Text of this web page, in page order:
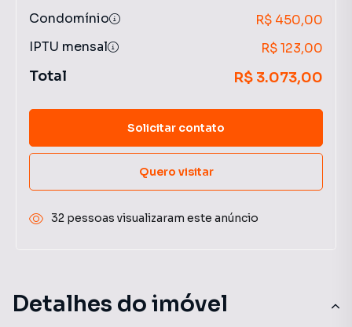
Detalhes do imóvel
Condomínio
R$ 450,00
IPTU mensal
R$ 123,00
Total R$ 3.073,00
Solicitar contato
Quero visitar
32 pessoas visualizaram este anúncio